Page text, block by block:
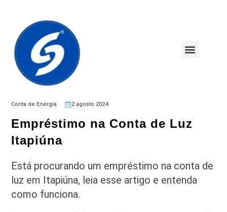
Conta de Energia 2 agosto 2024
Empréstimo na Conta de Luz
Itapiúna
Está procurando um empréstimo na conta de
luz em Itapiúna, leia esse artigo e entenda
como funciona.